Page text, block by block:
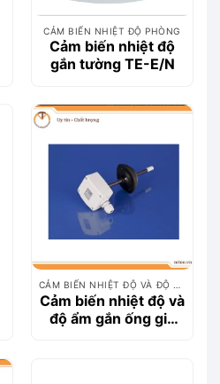
CẢM BIẾN NHIỆT ĐỘ PHÒNG
Cảm biến nhiệt độ
gắn tường TE-E/N
Cảm biến nhiệt độ và
độ ẩm gắn ống gió